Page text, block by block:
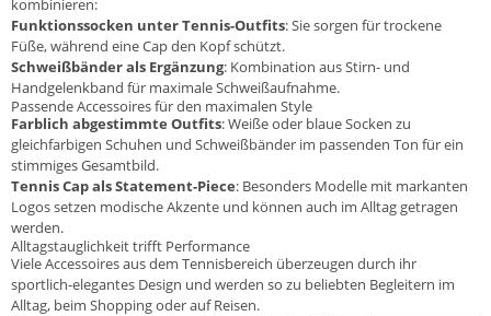
kombinieren:
Funktionssocken unter Tennis-Outfits: Sie sorgen für trockene
Füße, während eine Cap den Kopf schützt.
Schweißbänder als Ergänzung: Kombination aus Stirn- und
Handgelenkband für maximale Schweißaufnahme.
Passende Accessoires für den maximalen Style
Farblich abgestimmte Outfits: Weiße oder blaue Socken zu
gleichfarbigen Schuhen und Schweißbänder im passenden Ton für ein
stimmiges Gesamtbild.
Tennis Cap als Statement-Piece: Besonders Modelle mit markanten
Logos setzen modische Akzente und können auch im Alltag getragen
werden.
Alltagstauglichkeit trifft Performance
Viele Accessoires aus dem Tennisbereich überzeugen durch ihr
sportlich-elegantes Design und werden so zu beliebten Begleitern im
Alltag, beim Shopping oder auf Reisen.